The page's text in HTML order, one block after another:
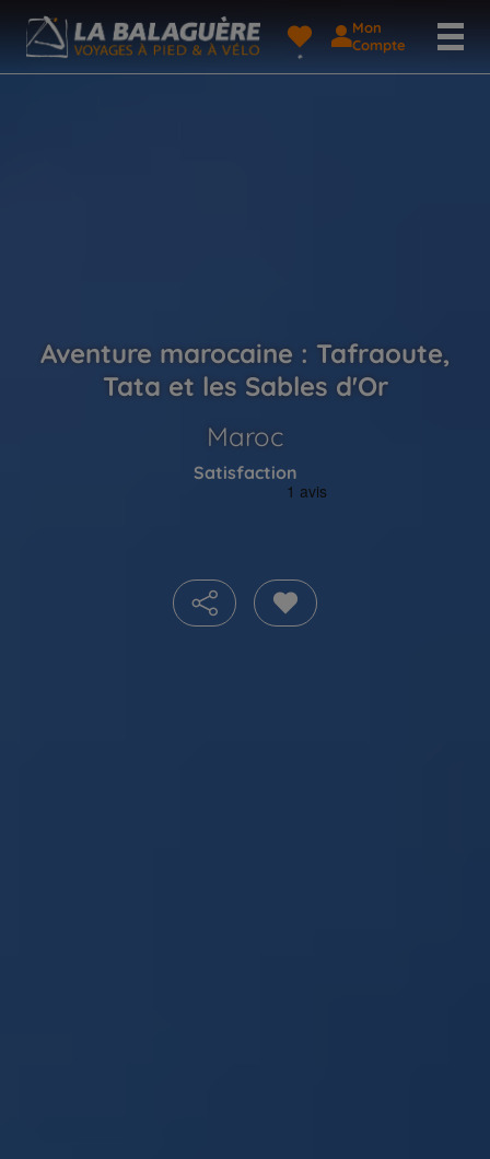
Mon
Compte
Aventure marocaine : Tafraoute,
Tata et les Sables d'Or
Maroc
Satisfaction